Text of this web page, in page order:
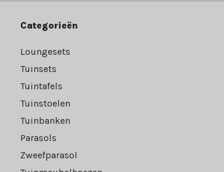
Categorieën
Loungesets
Tuinsets
Tuintafels
Tuinstoelen
Tuinbanken
Parasols
Zweefparasol